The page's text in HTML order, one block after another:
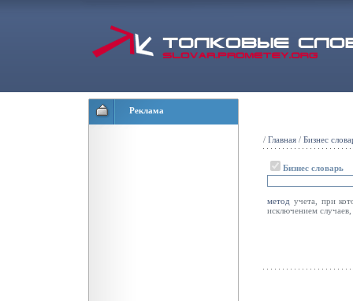
Реклама
/ Главная / Бизнес
Бизнес словарь
метод учета, при
исключением